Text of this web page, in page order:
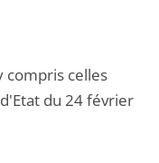
compris celles
du 24 février